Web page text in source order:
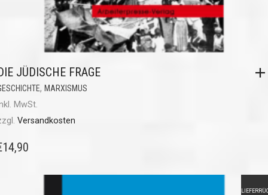
JÜDISCHE FRAGE
, MARXISMUS
MwSt.
Versandkosten
14,90